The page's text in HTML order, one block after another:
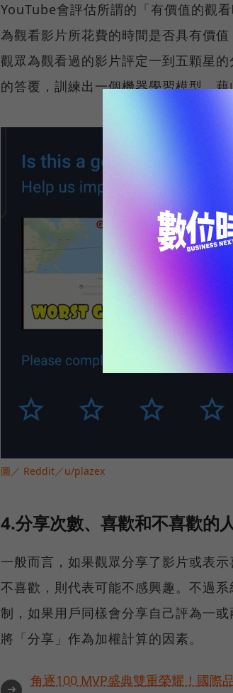
YouTube會評估所謂的「有價值的觀
為觀看影片所花費的時間是否具有價
觀眾為觀看過的影片評定一到五顆星
的答覆，訓練出一個機器學習模型，
圖／ Reddit／u/plazex
4.分享次數、喜歡和不喜歡的
一般而言，如果觀眾分享了影片或表
不喜歡，則代表可能不感興趣。不過
制，如果用戶同樣會分享自己評為一
將「分享」作為加權計算的因素。
➜
角逐100 MVP盛典雙重榮耀！國際